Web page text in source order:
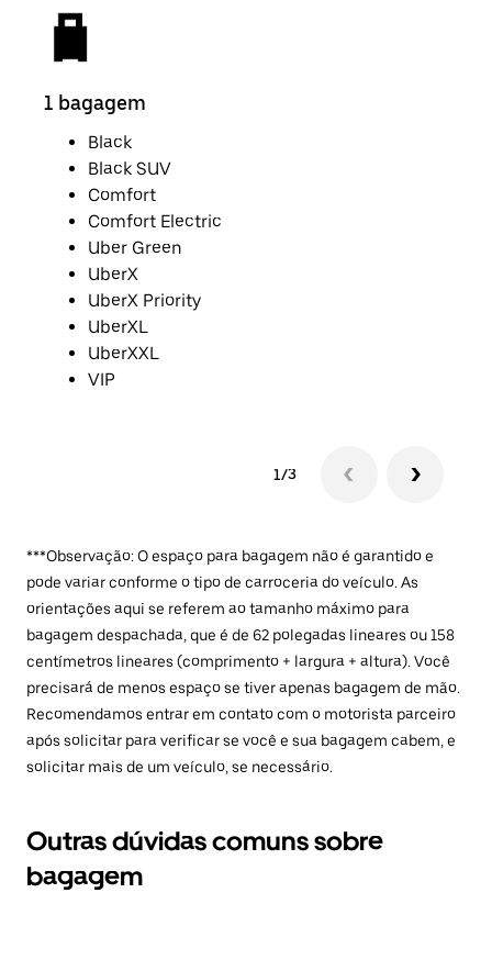
1 bagagem
Black
Black SUV
Comfort
Comfort Electric
Uber Green
UberX
UberX Priority
UberXL
UberXXL
VIP
1/3
***Observação: O espaço para bagagem não é garantido e
pode variar conforme o tipo de carroceria do veículo. As
orientações aqui se referem ao tamanho máximo para
bagagem despachada, que é de 62 polegadas lineares ou 158
centímetros lineares (comprimento + largura + altura). Você
precisará de menos espaço se tiver apenas bagagem de mão.
Recomendamos entrar em contato com o motorista parceiro
após solicitar para verificar se você e sua bagagem cabem, e
solicitar mais de um veículo, se necessário.
Outras dúvidas comuns sobre
bagagem